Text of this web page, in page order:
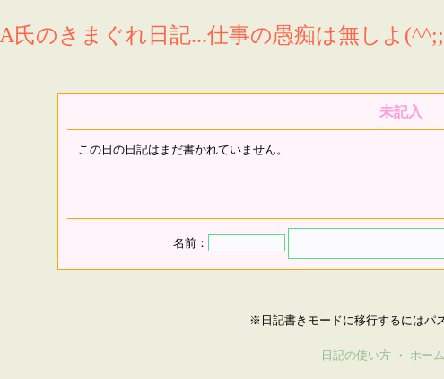
A氏のきまぐれ日記...仕事の愚痴は無しよ(^^;;
未記入
この日の日記はまだ書かれていません。
名前：
※日記書きモードに移行するにはパ
日記の使い方 ・ ホー